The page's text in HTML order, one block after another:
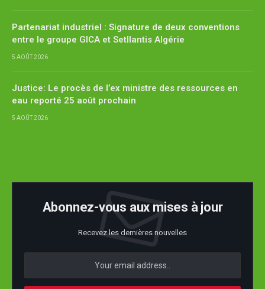
Partenariat industriel : Signature de deux conventions
entre le groupe GICA et Setllantis Algérie
5 AOÛT 2026
Justice: Le procès de l’ex ministre des ressources en
eau reporté 25 août prochain
5 AOÛT 2026
Abonnez-vous aux mises à jour
Recevez les dernières nouvelles